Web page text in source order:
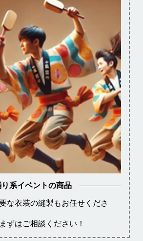
り系イベントの商品
な衣装の縫製もお任せくださ
ずはご相談ください！